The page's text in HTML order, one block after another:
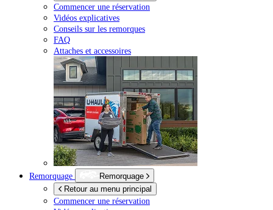
Commencer une réservation
Vidéos explicatives
Conseils sur les remorques
FAQ
Attaches et accessoires
Remorquage
Remorquage
Retour au menu principal
Commencer une réservation